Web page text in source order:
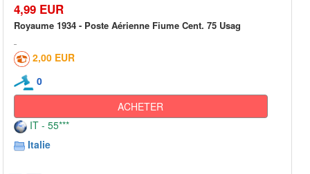
4,99 EUR
Royaume 1934 - Poste Aérienne Fiume Cent. 75 Usag
2,00 EUR
0
ACHETER
IT - 55***
Italie